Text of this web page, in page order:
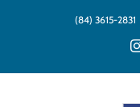
(84) 3615-2831